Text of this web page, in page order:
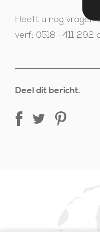
Heeft u nog vragen
verf: 0518 -411 292
Deel dit bericht.